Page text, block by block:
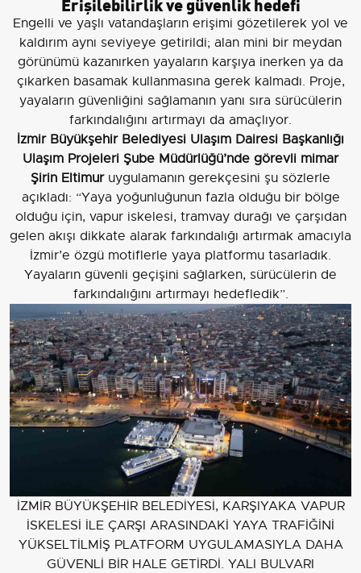
Engelli ve yaşlı vatandaşların erişimi gözetilerek yol ve
kaldırım aynı seviyeye getirildi; alan mini bir meydan
görünümü kazanırken yayaların karşıya inerken ya da
çıkarken basamak kullanmasına gerek kalmadı. Proje,
yayaların güvenliğini sağlamanın yanı sıra sürücülerin
farkındalığını artırmayı da amaçlıyor.
İzmir Büyükşehir Belediyesi Ulaşım Dairesi Başkanlığı
Ulaşım Projeleri Şube Müdürlüğü’nde görevli mimar
Şirin Eltimuruygulamanın gerekçesini şu sözlerle
açıkladı: “Yaya yoğunluğunun fazla olduğu bir bölge
olduğu için, vapur iskelesi, tramvay durağı ve çarşıdan
gelen akışı dikkate alarak farkındalığı artırmak amacıyla
İzmir’e özgü motiflerle yaya platformu tasarladık.
Yayaların güvenli geçişini sağlarken, sürücülerin de
farkındalığını artırmayı hedefledik”.
İZMİR BÜYÜKŞEHİR BELEDİYESİ, KARŞIYAKA VAPUR
İSKELESİ İLE ÇARŞI ARASINDAKİ YAYA TRAFİĞİNİ
YÜKSELTİLMİŞ PLATFORM UYGULAMASIYLA DAHA
GÜVENLİ BİR HALE GETİRDİ. YALI BULVARI